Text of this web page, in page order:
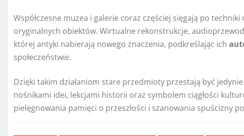
Współczesne muzea i galerie coraz częściej sięgają po
oryginalnych obiektów. Wirtualne rekonstrukcje,
której antyki nabierają nowego znaczenia, podkreślając ich
społeczeństwie.
Dzięki takim działaniom stare przedmioty przestają być
nośnikami idei, lekcjami historii oraz symbolem ciągłości
pielęgnowania pamięci o przeszłości i szanowania spuścizny